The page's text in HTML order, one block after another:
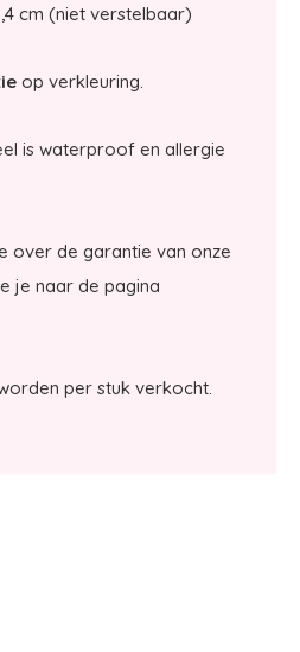
cm (niet verstelbaar)
op verkleuring.
is waterproof en allergie
over de garantie van onze
je naar de pagina
per stuk verkocht.